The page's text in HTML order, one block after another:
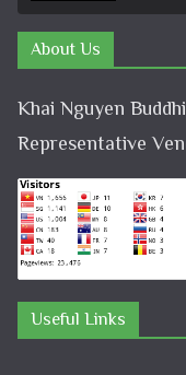
About Us
Khai Nguyen
Representative
Useful Links